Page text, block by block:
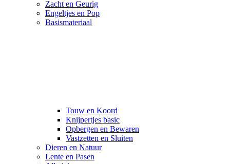
Zacht en Geurig
Engeltjes en Pop
Basismateriaal
Touw en Koord
Knijpertjes basic
Opbergen en Bewaren
Vastzetten en Sluiten
Dieren en Natuur
Lente en Pasen